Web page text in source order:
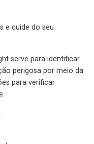
e cuide do seu
serve para identificar
perigosa por meio da
para verificar